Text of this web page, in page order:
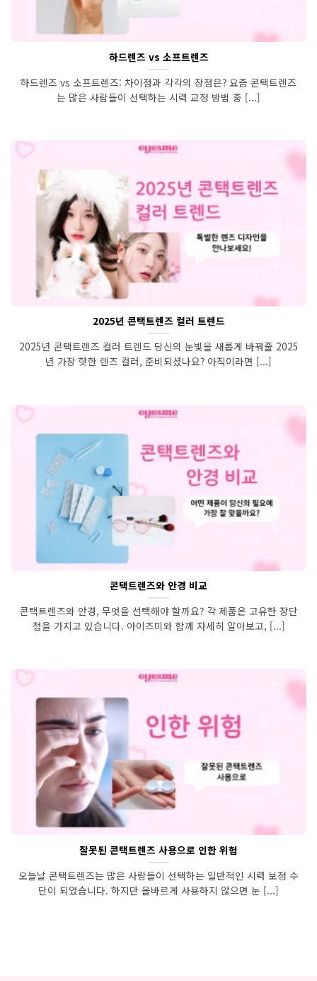
하드렌즈 vs 소프트렌즈
하드렌즈 vs 소프트렌즈: 차이점과 각각의 장점은? 요즘 콘택트렌즈
는 많은 사람들이 선택하는 시력 교정 방법 중 [...]
2025년 콘택트렌즈 컬러 트렌드
2025년 콘택트렌즈 컬러 트렌드 당신의 눈빛을 새롭게 바꿔줄 2025
년 가장 핫한 렌즈 컬러, 준비되셨나요? 아직이라면 [...]
콘택트렌즈와 안경 비교
콘택트렌즈와 안경, 무엇을 선택해야 할까요? 각 제품은 고유한 장단
점을 가지고 있습니다. 아이즈미와 함께 자세히 알아보고, [...]
잘못된 콘택트렌즈 사용으로 인한 위험
오늘날 콘택트렌즈는 많은 사람들이 선택하는 일반적인 시력 보정 수
단이 되었습니다. 하지만 올바르게 사용하지 않으면 눈 [...]